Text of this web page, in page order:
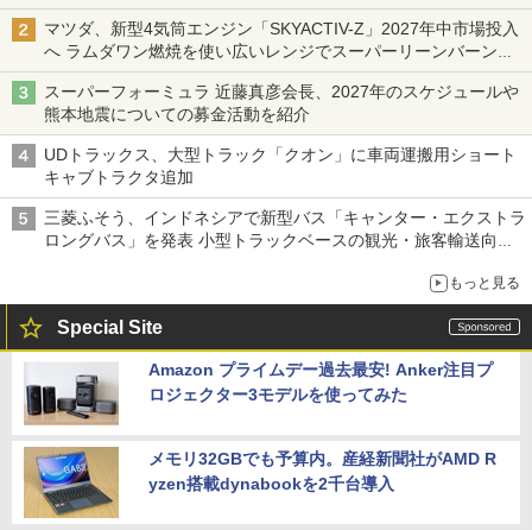
マツダ、新型4気筒エンジン「SKYACTIV-Z」2027年中市場投入
へ ラムダワン燃焼を使い広いレンジでスーパーリーンバーン燃
焼を実現
スーパーフォーミュラ 近藤真彦会長、2027年のスケジュールや
熊本地震についての募金活動を紹介
UDトラックス、大型トラック「クオン」に車両運搬用ショート
キャブトラクタ追加
三菱ふそう、インドネシアで新型バス「キャンター・エクストラ
ロングバス」を発表 小型トラックベースの観光・旅客輸送向け
もっと見る
Special Site
Amazon プライムデー過去最安! Anker注目プ
ロジェクター3モデルを使ってみた
メモリ32GBでも予算内。産経新聞社がAMD R
yzen搭載dynabookを2千台導入